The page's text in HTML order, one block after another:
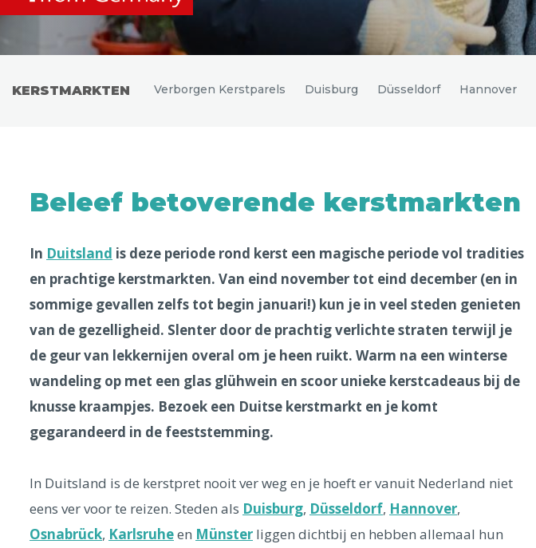
KERSTMARKTEN Verborgen Kerstparels Duisburg Düsseldorf Hannover
Beleef betoverende kerstmarkten
In Duitsland is deze periode rond kerst een magische periode vol tradities
en prachtige kerstmarkten. Van eind november tot eind december (en in
sommige gevallen zelfs tot begin januari!) kun je in veel steden genieten
van de gezelligheid. Slenter door de prachtig verlichte straten terwijl je
de geur van lekkernijen overal om je heen ruikt. Warm na een winterse
wandeling op met een glas glühwein en scoor unieke kerstcadeaus bij de
knusse kraampjes. Bezoek een Duitse kerstmarkt en je komt
gegarandeerd in de feeststemming.
In Duitsland is de kerstpret nooit ver weg en je hoeft er vanuit Nederland niet
eens ver voor te reizen. Steden als Duisburg, Düsseldorf, Hannover,
Osnabrück, Karlsruheen Münster liggen dichtbij en hebben allemaal hun